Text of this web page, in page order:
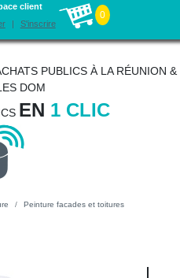
client
S'inscrire
0
PUBLICS À LA RÉUNION &
DOM
EN 1 CLIC
Peinture facades et toitures